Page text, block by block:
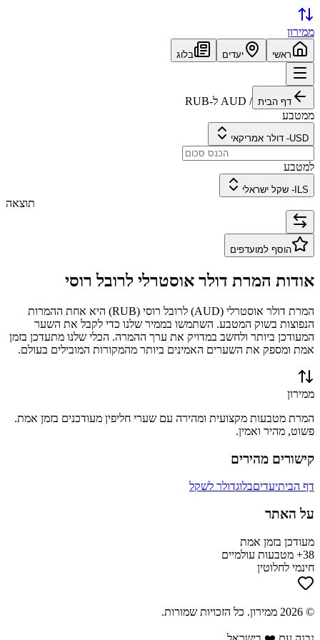
ממירון
ראשי יעדים בלוג
דף הבית /
AUD ל-RUB
ממטבע
USD
- דולר אמריקאי
למטבע
ILS
- שקל ישראלי
תוצאה
הוסף למועדפים
אודות המרת דולר אוסטרלי לרובל רוסי
המרת דולר אוסטרלי (
AUD) לרובל רוסי (
RUB) היא אחת ההמרות
הנפוצות בשוק המטבע. השתמשו בממיר שלנו כדי לקבל את השער
המעודכן ביותר ולחשב במדויק את ערך ההמרה. הכלי שלנו מתעדכן בזמן
אמת ומספק את השערים האמינים ביותר מהמקורות המובילים בעולם.
ממירון
המרת מטבעות מקצועית ומהירה עם שערי חליפין מעודכנים בזמן אמת.
פשוט, מהיר ואמין.
קישורים מהירים
דף הביתיעדיםבלוגדולר לשקל
על האתר
מעודכן בזמן אמת
38+ מטבעות עולמיים
חינמי לחלוטין
©
2026 ממירון. כל הזכויות שמורות.